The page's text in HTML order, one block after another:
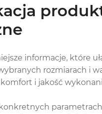
informacje, które
rozmiarach i
i jakość